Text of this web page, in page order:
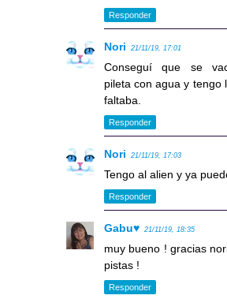
Responder
Nori 21/11/19, 17:01
Conseguí que se
pileta con agua y tengo
faltaba.
Responder
Nori 21/11/19, 17:03
Tengo al alien y ya
Responder
Gabu♥ 21/11/19, 18:35
muy bueno ! gracias
pistas !
Responder